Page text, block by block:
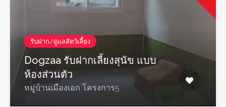
รับฝาก/ดูแลสัตว์เลี้ยง
Dogzaa รับฝากเลี้ยงสุนัข แบบ
ห้องส่วนตัว
หมู่บ้านเมืองเอก โครงการ5